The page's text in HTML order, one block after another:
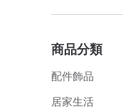
商品分類
配件飾品
居家生活